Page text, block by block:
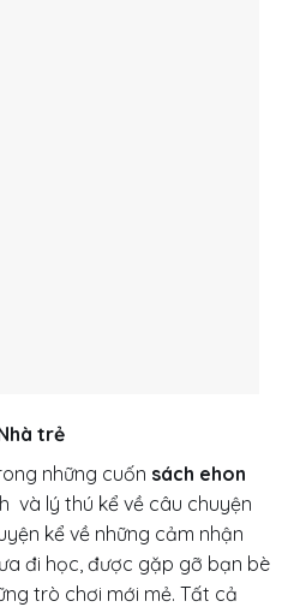
trẻ
những cuốn sách ehon
và lý thú kể về câu chuyện
kể về những cảm nhận
đi học, được gặp gỡ bạn bè
trò chơi mới mẻ. Tất cả